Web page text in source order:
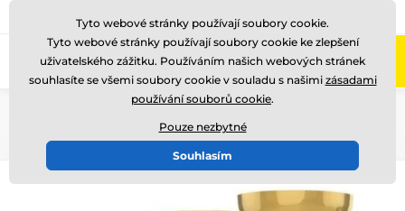
Zavolejte nám (Po-Pá 8-17)
Tyto webové stránky používají soubory cookie.
Tyto webové stránky používají soubory cookie ke zlepšení
uživatelského zážitku. Používáním našich webových stránek
souhlasíte se všemi soubory cookie v souladu s našimi zásadami
používání souborů cookie.
Pouze nezbytné
Souhlasím